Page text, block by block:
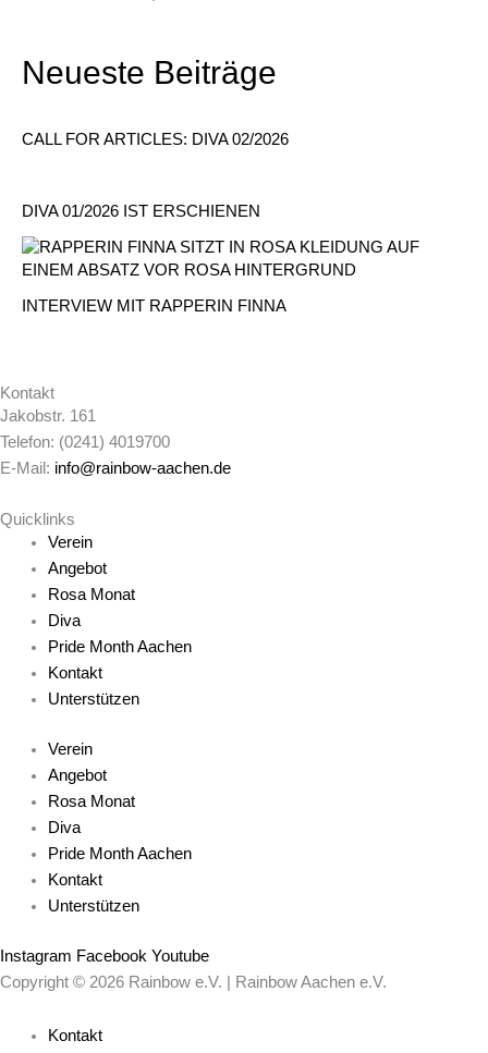
Neueste Beiträge
CALL FOR ARTICLES: DIVA 02/2026
DIVA 01/2026 IST ERSCHIENEN
INTERVIEW MIT RAPPERIN FINNA
Kontakt
Jakobstr. 161
Telefon: (0241) 4019700
E-Mail: info@rainbow-aachen.de
Quicklinks
Verein
Angebot
Rosa Monat
Diva
Pride Month Aachen
Kontakt
Unterstützen
Verein
Angebot
Rosa Monat
Diva
Pride Month Aachen
Kontakt
Unterstützen
Instagram Facebook Youtube
Copyright © 2026 Rainbow e.V. | Rainbow Aachen e.V.
Kontakt